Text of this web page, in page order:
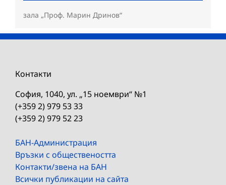
зала „Проф. Марин Дринов“
Контакти
София, 1040, ул. „15 ноември“ №1
(+359 2) 979 53 33
(+359 2) 979 52 23
БАН-Администрация
Връзки с обществеността
Контакти/звена на БАН
Всички публикации на сайта